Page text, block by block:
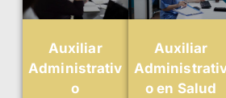
Auxiliar
Administrativ
o
Auxiliar
o en Salud